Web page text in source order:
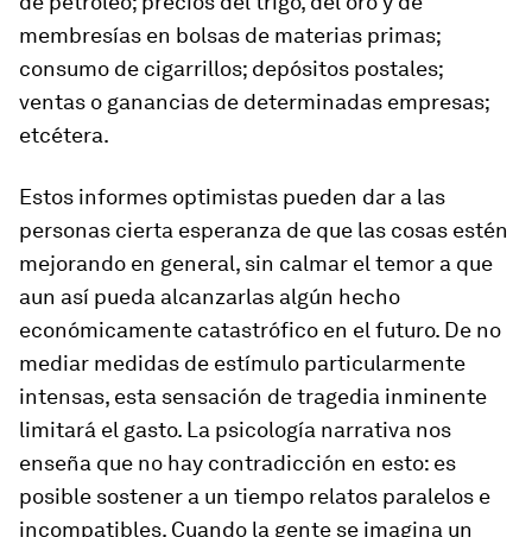
membresías en bolsas de materias primas;
consumo de cigarrillos; depósitos postales;
ventas o ganancias de determinadas empresas;
etcétera.
Estos informes optimistas pueden dar a las
personas cierta esperanza de que las cosas estén
mejorando en general, sin calmar el temor a que
aun así pueda alcanzarlas algún hecho
económicamente catastrófico en el futuro. De no
mediar medidas de estímulo particularmente
intensas, esta sensación de tragedia inminente
limitará el gasto. La psicología narrativa nos
enseña que no hay contradicción en esto: es
posible sostener a un tiempo relatos paralelos e
incompatibles. Cuando la gente se imagina un